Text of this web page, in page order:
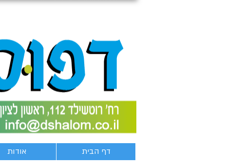
אודות דף הבית